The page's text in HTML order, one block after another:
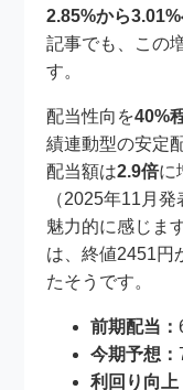
2.85%から
記事でも、この
す。
配当性向を40%
績連動型の安定
配当額は2.9倍に
（2025年11月
魅力的に感じま
は、終値2451円
たそうです。
前期配当：
今期予想：
利回り向上